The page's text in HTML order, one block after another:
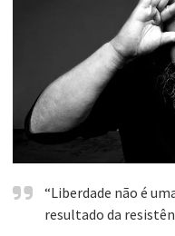
“Liberdade não é
resultado da